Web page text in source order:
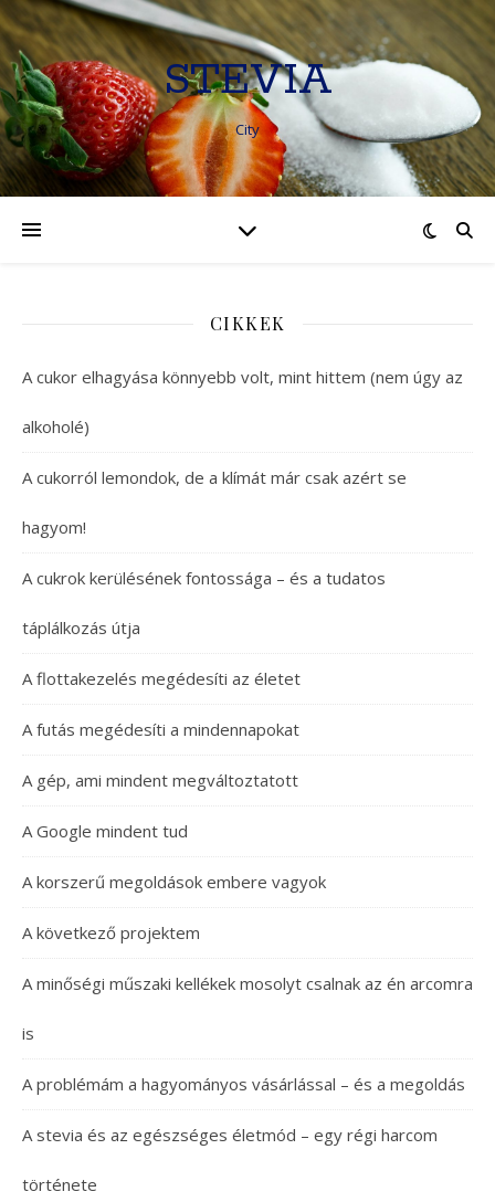
STEVIA
City
CIKKEK
A cukor elhagyása könnyebb volt, mint hittem (nem úgy az
alkoholé)
A cukorról lemondok, de a klímát már csak azért se
hagyom!
A cukrok kerülésének fontossága – és a tudatos
táplálkozás útja
A flottakezelés megédesíti az életet
A futás megédesíti a mindennapokat
A gép, ami mindent megváltoztatott
A Google mindent tud
A korszerű megoldások embere vagyok
A következő projektem
A minőségi műszaki kellékek mosolyt csalnak az én arcomra
is
A problémám a hagyományos vásárlással – és a megoldás
A stevia és az egészséges életmód – egy régi harcom
története